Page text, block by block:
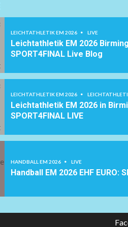
LEICHTATHLETIK EM 2026 LIVE
Leichtathletik EM 2026
SPORT4FINAL Live Blog
LEICHTATHLETIK EM 2026
Leichtathletik EM 2026 in
SPORT4FINAL LIVE
HANDBALL EM 2026 LIVE
Handball EM 2026 EHF EURO: